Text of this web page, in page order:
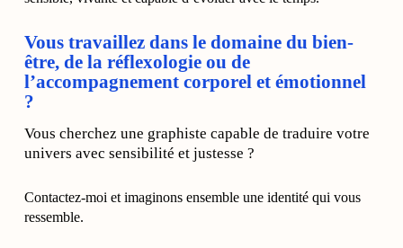
Vous travaillez dans le domaine du bien-
être, de la réflexologie ou de
l’accompagnement corporel et émotionnel
?
Vous cherchez une graphiste capable de traduire votre
univers avec sensibilité et justesse ?
Contactez-moi et imaginons ensemble une identité qui vous
ressemble.